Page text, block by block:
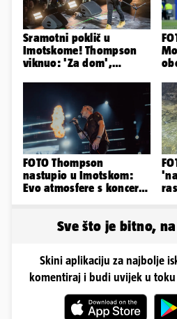
Sramotni poklič u
Imotskome! Thompson
viknuo: 'Za dom',
FOTO Thompson
nastupio u Imotskom:
Evo atmosfere s koncerta
Sve što je bitno,
Skini aplikaciju za najbolje
komentiraj i budi uvijek u